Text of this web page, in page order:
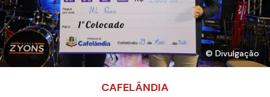
© Divulgação
CAFELÂNDIA